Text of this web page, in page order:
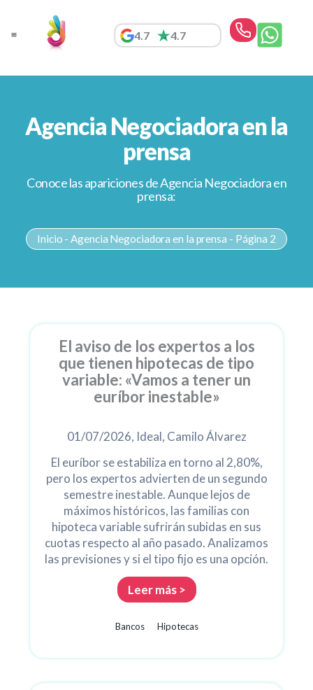
contenido
4.7 4.7
Agencia Negociadora en la
prensa
Conoce las apariciones de Agencia Negociadora en
prensa:
Inicio -Agencia Negociadora en la prensa - Página 2
El aviso de los expertos a los
que tienen hipotecas de tipo
variable: «Vamos a tener un
euríbor inestable»
01/07/2026, Ideal, Camilo Álvarez
El euríbor se estabiliza en torno al 2,80%,
pero los expertos advierten de un segundo
semestre inestable. Aunque lejos de
máximos históricos, las familias con
hipoteca variable sufrirán subidas en sus
cuotas respecto al año pasado. Analizamos
las previsiones y si el tipo fijo es una opción.
Leer más >
Bancos Hipotecas